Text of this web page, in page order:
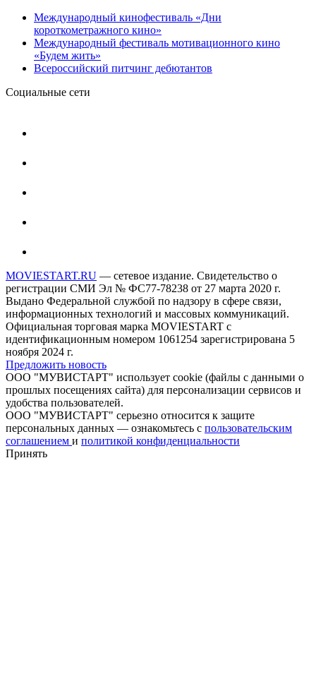
Международный кинофестиваль «Дни
короткометражного кино»
Международный фестиваль мотивационного кино
«Будем жить»
Всероссийский питчинг дебютантов
Социальные сети
MOVIESTART.RU — сетевое издание. Свидетельство о
регистрации СМИ Эл № ФС77-78238 от 27 марта 2020 г.
Выдано Федеральной службой по надзору в сфере связи,
информационных технологий и массовых коммуникаций.
Официальная торговая марка MOVIESTART с
идентификационным номером 1061254 зарегистрирована 5
ноября 2024 г.
Предложить новость
ООО "МУВИСТАРТ" использует cookie (файлы с данными о
прошлых посещениях сайта) для персонализации сервисов и
удобства пользователей.
ООО "МУВИСТАРТ" серьезно относится к защите
персональных данных — ознакомьтесь с пользовательским
соглашением и политикой конфиденциальности
Принять